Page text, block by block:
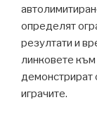
определят
резултати и
линковете към
демонстрират
играчите.